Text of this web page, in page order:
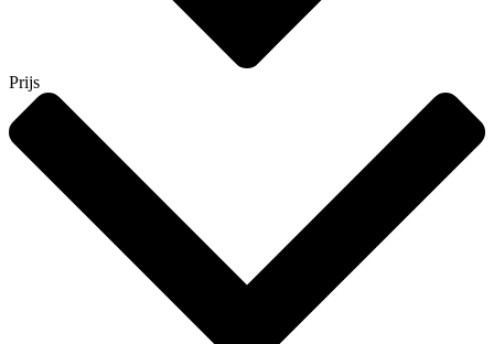
Prijs